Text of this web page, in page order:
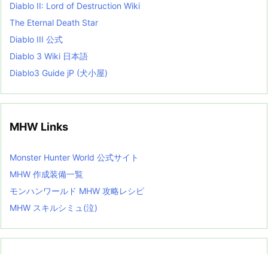
Diablo II: Lord of Destruction Wiki
The Eternal Death Star
Diablo III 公式
Diablo 3 Wiki 日本語
Diablo3 Guide jP (犬小屋)
MHW Links
Monster Hunter World 公式サイト
MHW 作成装備一覧
モンハンワールド MHW 攻略レシピ
MHW スキルシミュ(泣)